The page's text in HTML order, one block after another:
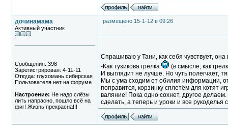
дочинамама
Активный участник
Сообщения: 398
Зарегистрирован: 4-11-11
Откуда: глухомань сибирская
Пользователя нет на форуме
Настроение: Не надо слёзы
лить напрасно, пошло всё на
фиг! Жизнь прекрасна!!!
размещено 15-1-12 в 09:26
Спрашиваю у Тани, как себя чувствует, она
-Как тузикова грелка
(в смысле, как
И выглядит не лучше. Но чуть полегчает,
Мы с ума сходим от обилия информации,
поправится, корзинку сплетём для котят
валяние! Пока одно сохнет, другое
сделать, а теперь и уроки и все рукоделья